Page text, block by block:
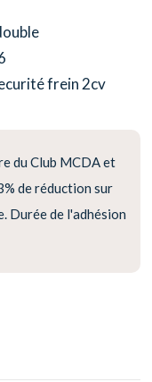
frein 2cv
du Club MCDA et
de réduction sur
Durée de l'adhésion